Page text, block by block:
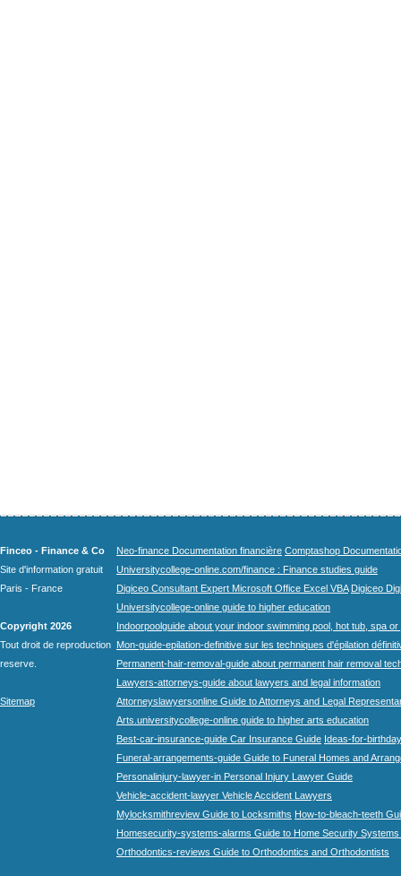
Finceo - Finance & Co
Site d'information gratuit
Paris - France
Copyright 2026
Tout droit de reproduction
reserve.
Sitemap
Neo-finance Documentation financière Comptashop
Universitycollege-online.com/finance : Finance studies guide
Digiceo Consultant Expert Microsoft Office Excel VBA Digiceo
Universitycollege-online guide to higher education
Indoorpoolguide about your indoor swimming pool, hot tub, spa
Mon-guide-epilation-definitive sur les techniques d'épilation
Permanent-hair-removal-guide about permanent hair removal
Lawyers-attorneys-guide about lawyers and legal information
Attorneyslawyersonline Guide to Attorneys and Legal
Arts.universitycollege-online guide to higher arts education
Best-car-insurance-guide Car Insurance Guide Ideas-for-
Funeral-arrangements-guide Guide to Funeral Homes and
Personalinjury-lawyer-in Personal Injury Lawyer Guide
Vehicle-accident-lawyer Vehicle Accident Lawyers
Mylocksmithreview Guide to Locksmiths How-to-bleach-teeth
Homesecurity-systems-alarms Guide to Home Security Systems
Orthodontics-reviews Guide to Orthodontics and Orthodontists